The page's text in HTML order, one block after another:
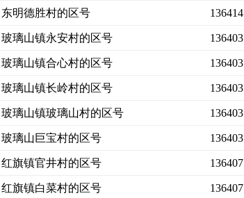
明德胜村的区号 136414
璃山镇永安村的区号 136403
璃山镇合心村的区号 136403
璃山镇长岭村的区号 136403
璃山镇玻璃山村的区号 136403
璃山巨宝村的区号 136403
旗镇官井村的区号 136407
旗镇白菜村的区号 136407